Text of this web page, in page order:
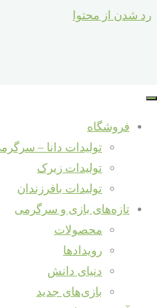
رد شدن از محتوا
فروشگاه
تولیدات دانا –
تولیدات زیرک
تولیدات بافرزندان
تازه‌های بازی و سرگرمی
محصولات
رویدادها
دنیای دانش
بازی‌های جدید
استفاده خلاقانه از بطری و
سرگرمی، خلاقیت
و نوآوری
اردیبهشت 29,
مهر 12,
تازه‌ها و